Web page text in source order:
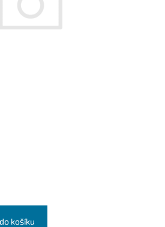
košíku